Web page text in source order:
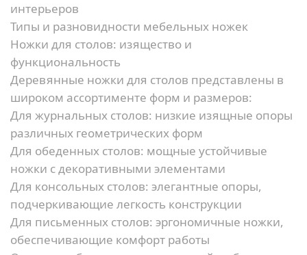
интерьеров
Типы и разновидности мебельных ножек
Ножки для столов: изящество и
функциональность
Деревянные ножки для столов представлены в
широком ассортименте форм и размеров:
Для журнальных столов: низкие изящные опоры
различных геометрических форм
Для обеденных столов: мощные устойчивые
ножки с декоративными элементами
Для консольных столов: элегантные опоры,
подчеркивающие легкость конструкции
Для письменных столов: эргономичные ножки,
обеспечивающие комфорт работы